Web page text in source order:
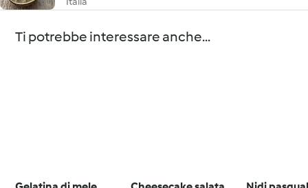
Ti potrebbe interessare anche...